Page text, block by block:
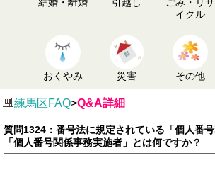
イクル
おくやみ 災害 その他
練馬区FAQ>Q&A詳細
質問1324：番号法に規定されている「個人番
「個人番号関係事務実施者」とは何ですか？